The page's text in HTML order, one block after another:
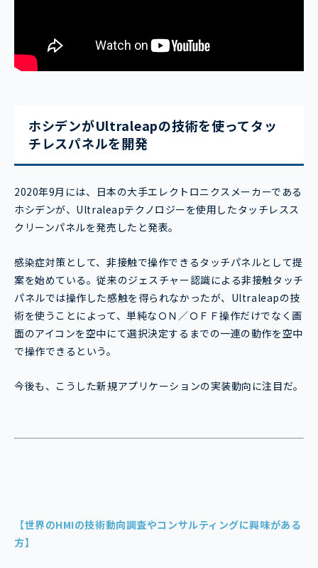
ホシデンがUltraleapの技術を使ってタッ
チレスパネルを開発
2020年9月には、日本の大手エレクトロニクスメーカーである
ホシデンが、Ultraleapテクノロジーを使用したタッチレスス
クリーンパネルを発売したと発表。
感染症対策として、非接触で操作できるタッチパネルとして提
案を始めている。従来のジェスチャー認識による非接触タッチ
パネルでは操作した感触を得られなかったが、Ultraleapの技
術を使うことによって、単純なＯＮ／ＯＦＦ操作だけでなく画
面のアイコンを空中にて選択決定するまでの一連の動作を空中
で操作できるという。
今後も、こうした新規アプリケーションの実装動向に注目だ。
【世界のHMIの技術動向調査やコンサルティングに興味がある
方】